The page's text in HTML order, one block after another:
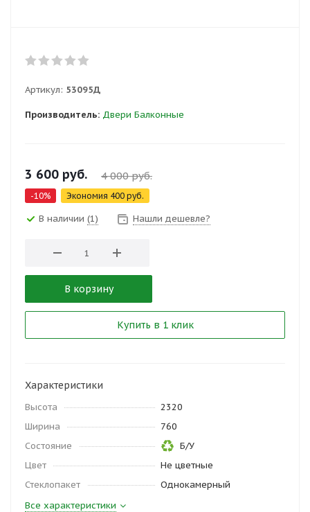
Артикул: 53095Д
Производитель: Двери Балконные
3 600 руб. 4 000руб.
-10% Экономия 400 руб.
В наличии (1) Нашли дешевле?
В корзину
Купить в 1 клик
Характеристики
Высота
2320
Ширина
760
Состояние
Б/У
Цвет
Не цветные
Стеклопакет
Однокамерный
Все характеристики